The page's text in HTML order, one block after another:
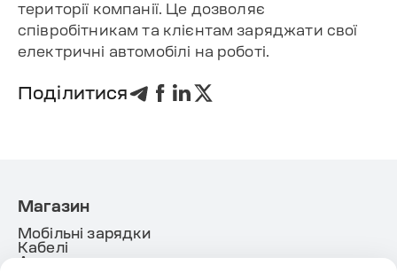
території компанії. Це дозволяє
співробітникам та клієнтам заряджати свої
електричні автомобілі на роботі.
Поділитися
Магазин
Мобільні зарядки
Кабелі
Аксесуари